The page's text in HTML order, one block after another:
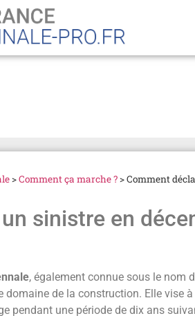
>Comment ça marche ?>Comment
sinistre en
, également connue sous le nom
domaine de la construction. Elle vise à
pendant une période de dix ans